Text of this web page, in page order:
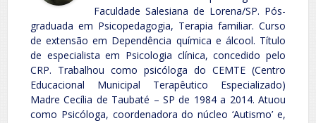
Faculdade Salesiana de Lorena/SP. Pós-
graduada em Psicopedagogia, Terapia familiar. Curso
de extensão em Dependência química e álcool. Título
de especialista em Psicologia clínica, concedido pelo
CRP. Trabalhou como psicóloga do CEMTE (Centro
Educacional Municipal Terapêutico Especializado)
Madre Cecília de Taubaté – SP de 1984 a 2014. Atuou
como Psicóloga, coordenadora do núcleo ‘Autismo’ e,